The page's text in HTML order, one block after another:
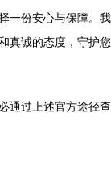
一份安心与保障。我
真诚的态度，守护您
通过上述官方途径查